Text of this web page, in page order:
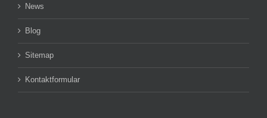
News
Blog
Sitemap
Kontaktformular